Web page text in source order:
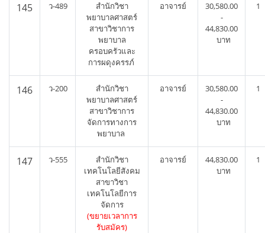
145 ว-489
สำนักวิชา
พยาบาลศาสตร์
สาขาวิชาการ
พยาบาล
ครอบครัวและ
การผดุงครรภ์
อาจารย์
30,580.00
-
44,830.00
บาท
1
146 ว-200
สำนักวิชา
พยาบาลศาสตร์
สาขาวิชาการ
จัดการทางการ
พยาบาล
อาจารย์
30,580.00
-
44,830.00
บาท
1
147 ว-555
สำนักวิชา
เทคโนโลยีสังคม
สาขาวิชา
เทคโนโลยีการ
จัดการ
(ขยายเวลาการ
รับสมัคร)
อาจารย์
44,830.00
บาท
1